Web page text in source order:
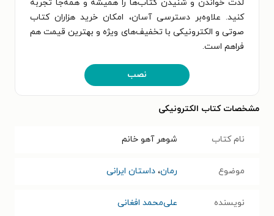
لذت خواندن و شنیدن کتاب‌ها را همیشه و همه‌جا تجربه
کنید. علاوه‌بر دسترسی آسان، امکان خرید هزاران کتاب
صوتی و الکترونیکی با تخفیف‌های ویژه و بهترین قیمت هم
فراهم است.
نصب
مشخصات کتاب الکترونیکی
نام کتاب شوهر آهو خانم
موضوع رمان، داستان ایرانی
نویسنده علی‌محمد افغانی